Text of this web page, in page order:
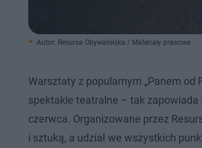
Autor: Resursa Obywatelska / Materiały prasowe
Warsztaty z popularnym „Panem od
spektakle teatralne – tak zapowiada
czerwca. Organizowane przez
i sztuką, a udział we wszystkich